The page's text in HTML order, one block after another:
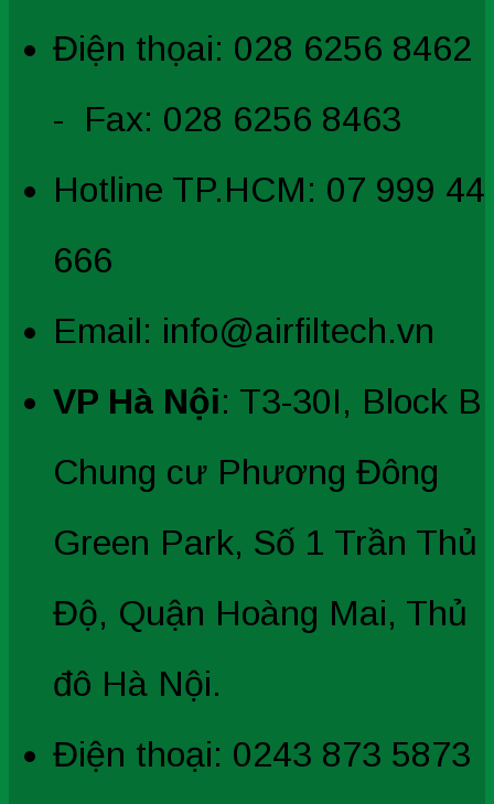
Điện thọai: 028 6256 8462
- Fax: 028 6256 8463
Hotline TP.HCM: 07 999 44
666
Email: info@airfiltech.vn
VP Hà Nội: T3-30I, Block B
Chung cư Phương Đông
Green Park, Số 1 Trần Thủ
Độ, Quận Hoàng Mai, Thủ
đô Hà Nội.
Điện thoại: 0243 873 5873